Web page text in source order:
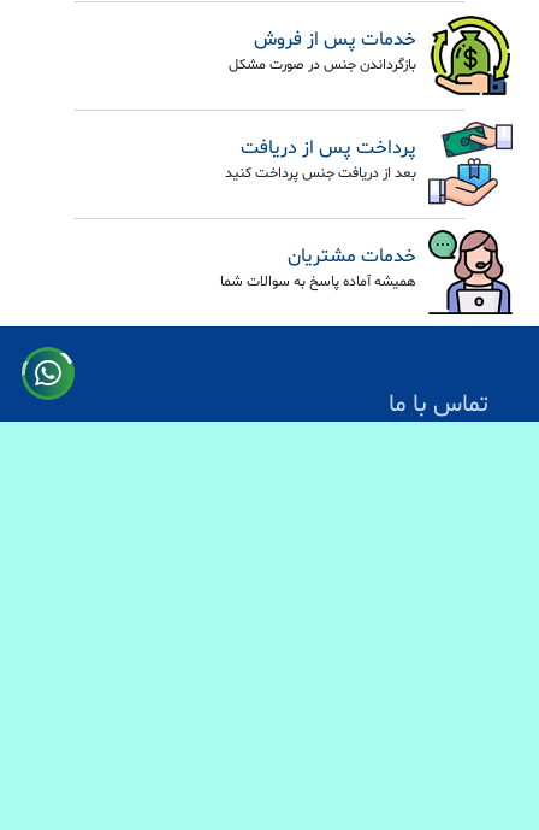
خدمات پس از فروش
بازگرداندن جنس در صورت مشکل
پرداخت پس از دریافت
بعد از دریافت جنس پرداخت کنید
خدمات مشتریان
همیشه آماده پاسخ به سوالات شما
تماس با ما